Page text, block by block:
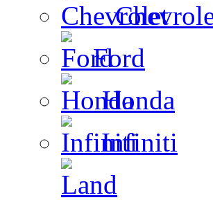
Ford
Honda
Infiniti